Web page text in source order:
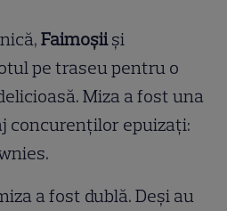
Faimoșiiși
pe traseu pentru o
Miza a fost una
concurenților epuizați:
a fost dublă. Deși au